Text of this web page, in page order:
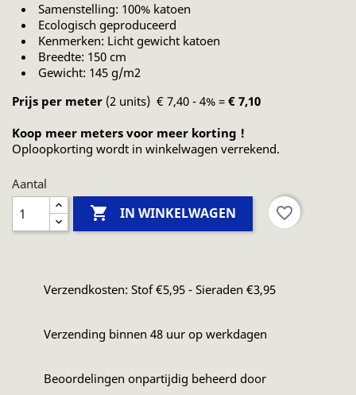
Samenstelling: 100% katoen
Ecologisch geproduceerd
Kenmerken: Licht gewicht katoen
Breedte: 150 cm
Gewicht: 145 g/m2
Prijs per meter (2 units) € 7,40 - 4% = € 7,10
Koop meer meters voor meer korting !
Oploopkorting wordt in winkelwagen verrekend.
Aantal
 IN WINKELWAGEN favorite_border
Verzendkosten: Stof €5,95 - Sieraden €3,95
Verzending binnen 48 uur op werkdagen
Beoordelingen onpartijdig beheerd door